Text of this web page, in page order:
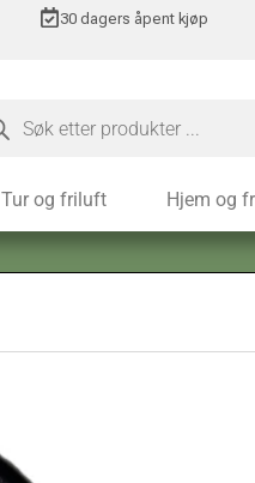
30 dagers åpent kjøp
Tur og friluft Hjem og